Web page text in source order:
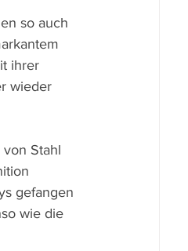
so auch
ihrer
wieder
Stahl
gefangen
wie die